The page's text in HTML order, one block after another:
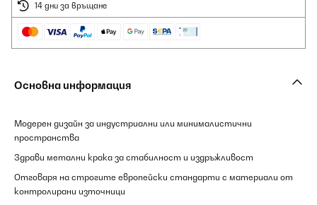
14 дни за връщане
Основна информация
Модерен дизайн за индустриални или минималистични
пространства
Здрави метални крака за стабилност и издръжливост
Отговаря на строгите европейски стандарти с материали от
контролирани източници